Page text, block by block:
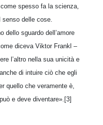
spesso fa la scienza,
senso delle cose.
dello sguardo dell’amore
diceva Viktor Frankl –
l’altro nella sua unicità e
di intuire ciò che egli
quello che veramente è,
e deve diventare».[3]